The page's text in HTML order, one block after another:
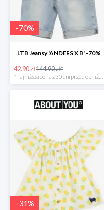
-70%
LTB Jeansy 'ANDERS X B' -70%
42.90 zł144.90 zł*
*najniższa cena z 30 dni przed obniżką
-31%